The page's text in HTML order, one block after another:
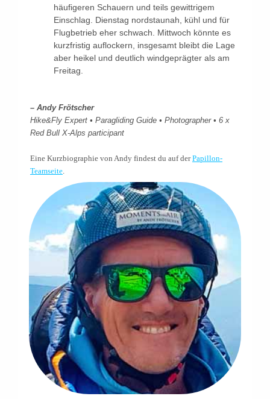
häufigeren Schauern und teils gewittrigem
Einschlag. Dienstag nordstaunah, kühl und für
Flugbetrieb eher schwach. Mittwoch könnte es
kurzfristig auflockern, insgesamt bleibt die Lage
aber heikel und deutlich windgeprägter als am
Freitag.
– Andy Frötscher
Hike&Fly Expert • Paragliding Guide • Photographer • 6 x
Red Bull X-Alps participant
Eine Kurzbiographie von Andy findest du auf derPapillon-
Teamseite.